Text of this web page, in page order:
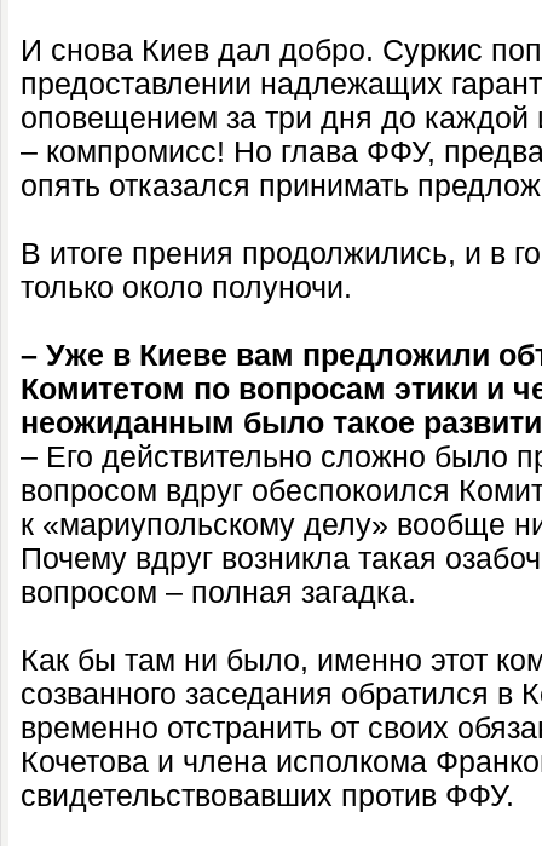
И снова Киев дал добро. Суркис
предоставлении надлежащих
оповещением за три дня до каждой
– компромисс! Но глава ФФУ,
опять отказался принимать
В итоге прения продолжились, и в
только около полуночи.
– Уже в Киеве вам предложили
Комитетом по вопросам этики и
неожиданным было такое
– Его действительно сложно было
вопросом вдруг обеспокоился
к «мариупольскому делу» вообще
Почему вдруг возникла такая
вопросом – полная загадка.
Как бы там ни было, именно этот
созванного заседания обратился в
временно отстранить от своих
Кочетова и члена исполкома
свидетельствовавших против ФФУ.